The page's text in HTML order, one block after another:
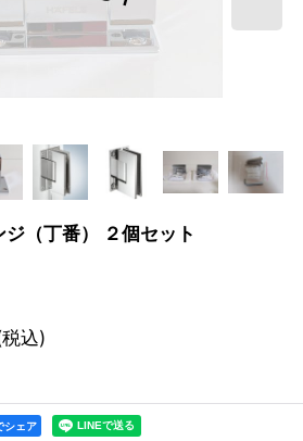
（丁番） ２個セット
込)
シェア